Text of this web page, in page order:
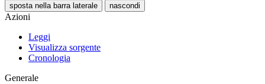
sposta nella barra laterale nascondi
Azioni
Leggi
Visualizza sorgente
Cronologia
Generale